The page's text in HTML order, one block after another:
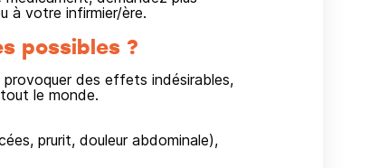
à votre infirmier/ère.
possibles ?
des effets indésirables,
le monde.
prurit, douleur abdominale),